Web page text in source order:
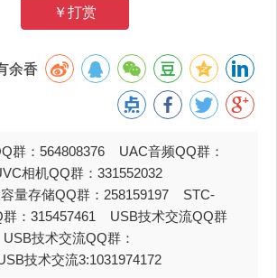
￥打赏
余香
群：564808376 UAC音频QQ群：
相机QQ群：331552032
量存储QQ群：258159197 STC-
群：315457461 USB技术交流QQ群
技术交流QQ群：
技术交流3:1031974172